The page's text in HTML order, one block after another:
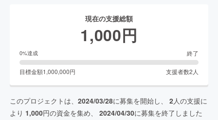
現在の支援総額
1,000円
0%達成 終了
目標金額1,000,000円 支援者数2 人
このプロジェクトは、 2024/03/28に募集を開始し、 2人の支援に
より 1,000円の資金を集め、 2024/04/30に募集を終了しました